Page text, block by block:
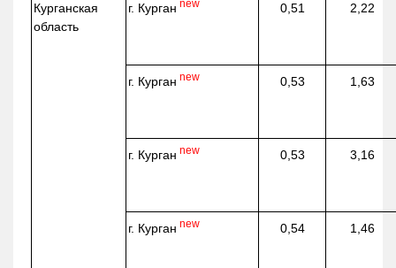
Курганская
область
г. Курган new 0,51 2,22
г. Курган new 0,53 1,63
г. Курган new 0,53 3,16
г. Курган new 0,54 1,46